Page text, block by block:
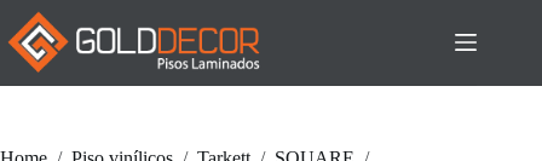
Pular
para
conteúdo